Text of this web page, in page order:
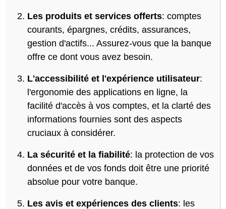
Les produits et services offerts: comptes
courants, épargnes, crédits, assurances,
gestion d'actifs... Assurez-vous que la banque
offre ce dont vous avez besoin.
L'accessibilité et l'expérience utilisateur:
l'ergonomie des applications en ligne, la
facilité d'accès à vos comptes, et la clarté des
informations fournies sont des aspects
cruciaux à considérer.
La sécurité et la fiabilité: la protection de vos
données et de vos fonds doit être une priorité
absolue pour votre banque.
Les avis et expériences des clients: les